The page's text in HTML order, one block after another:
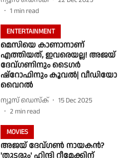
1 min read
ENTERTAINMENT
മെസിയെ കാണാനാണ്
എത്തിയത്, ഇവരെയല്ല! അജയ്
ദേവ്ഗണിനും ടൈഗർ
ഷ്റോഫിനും കൂവൽ| വീഡിയോ
വൈറൽ
ന്യൂസ് ഡെസ്ക്
15 Dec 2025
2 min read
MOVIES
അജയ് ദേവ്ഗൺ നായകൻ?